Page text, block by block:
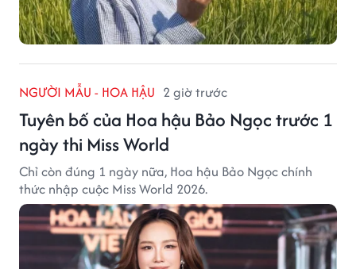
NGƯỜI MẪU - HOA HẬU 2 giờ trước
Tuyên bố của Hoa hậu Bảo Ngọc trước 1
ngày thi Miss World
Chỉ còn đúng 1 ngày nữa, Hoa hậu Bảo Ngọc chính
thức nhập cuộc Miss World 2026.